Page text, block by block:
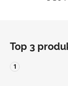
Top 3